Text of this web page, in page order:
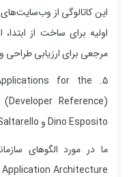
این کاتالوگی از
اولیه برای ساخت از
مرجعی برای ارزیابی
for the
Dino Esposito و Andrea Saltarello